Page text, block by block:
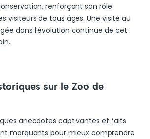
renforçant son rôle
visiteurs de tous âges. Une visite au
dans l’évolution continue de cet
sur le Zoo de
anecdotes captivantes et faits
marquants pour mieux comprendre